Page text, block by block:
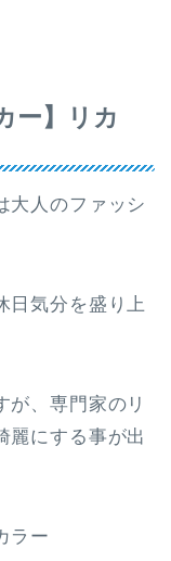
ー】リカ
大人のファッシ
日気分を盛り上
が、専門家のリ
麗にする事が出
ラー